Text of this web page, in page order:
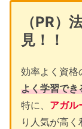
（PR）
見！！
効率よく資格
よく学習でき
特に、 アガル
り人気が高く